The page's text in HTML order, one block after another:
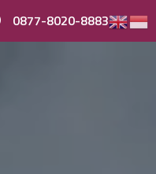
0877-8020-8883